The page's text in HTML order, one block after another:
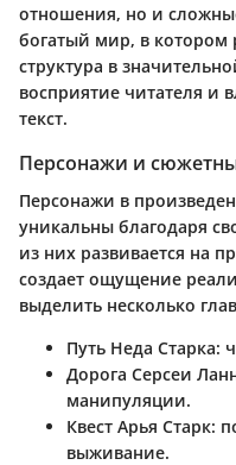
отношения, но и
богатый мир, в котором
структура в
восприятие читателя и
текст.
Персонажи и
Персонажи в
уникальны благодаря
из них развивается на
создает ощущение
выделить несколько
Путь Неда Старка:
Дорога Серсеи
манипуляции.
Квест Арья Старк:
выживание.